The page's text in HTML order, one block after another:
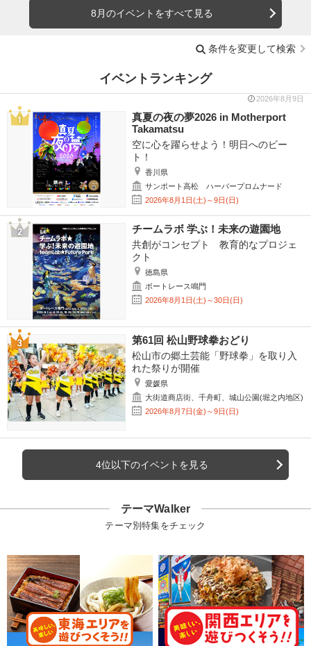
8月のイベントをすべて見る
条件を変更して検索
イベントランキング
2026年8月9日
真夏の夜の夢2026 in Motherport
Takamatsu
空に心を躍らせよう！明日へのビー
ト！
香川県
サンポート高松 ハーバープロムナード
2026年8月1日(土)～9日(日)
チームラボ 学ぶ！未来の遊園地
共創がコンセプト 教育的なプロジェ
クト
徳島県
ボートレース鳴門
2026年8月1日(土)～30日(日)
第61回 松山野球拳おどり
松山市の郷土芸能「野球拳」を取り入
れた祭りが開催
愛媛県
大街道商店街、千舟町、城山公園(堀之内地区)
2026年8月7日(金)～9日(日)
4位以下のイベントを見る
テーマWalker
テーマ別特集をチェック